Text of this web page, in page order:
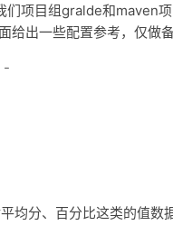
项目组gralde和maven
出一些配置参考，仅做备
-
均分、百分比这类的值数